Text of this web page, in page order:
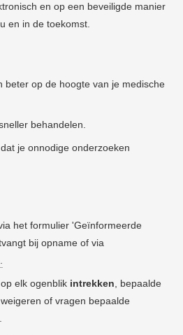
en op een beveiligde manier
en in de toekomst.
beter op de hoogte van je medische
behandelen.
je onnodige onderzoeken
het formulier 'Geïnformeerde
bij opname of via
elk ogenblik intrekken , bepaalde
of vragen bepaalde